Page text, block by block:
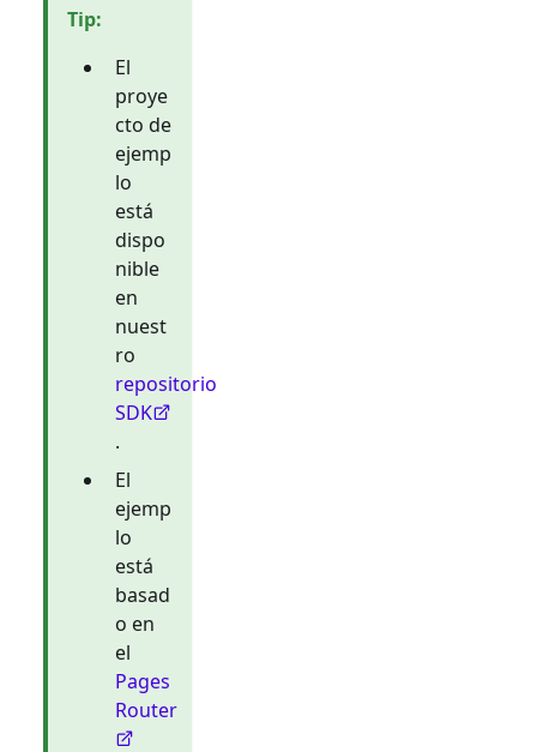
Tip:
El
proye
cto de
ejemp
lo
está
dispo
nible
en
nuest
ro
repositorio
SDK
.
El
ejemp
lo
está
basad
o en
el
Pages
Router